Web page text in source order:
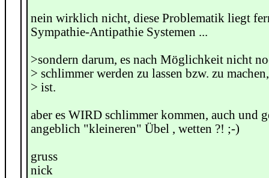
nein wirklich nicht, diese Problematik liegt
Sympathie-Antipathie Systemen ...
>sondern darum, es nach Möglichkeit nicht
> schlimmer werden zu lassen bzw. zu
> ist.
aber es WIRD schlimmer kommen, auch und
angeblich "kleineren" Übel , wetten ?! ;-)
gruss
nick